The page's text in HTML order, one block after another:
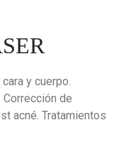
y cuerpo.
de
acné. Tratamientos